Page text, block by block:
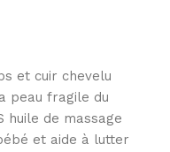
et cuir chevelu
peau fragile du
huile de massage
et aide à lutter